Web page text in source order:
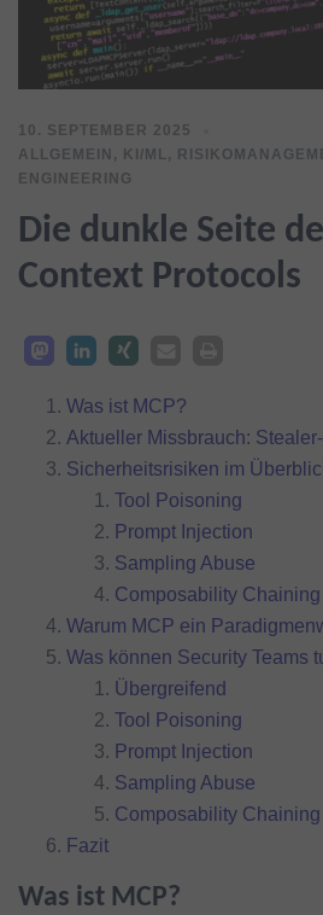
10. SEPTEMBER 2025
ALLGEMEIN , KI/ML,
ENGINEERING
Die dunkle Seite
Context Protocols
Was ist MCP?
Aktueller Missbrauch:
Sicherheitsrisiken im
Tool Poisoning
Prompt Injection
Sampling Abuse
Composability Chaining
Warum MCP ein
Was können Security Teams
Übergreifend
Tool Poisoning
Prompt Injection
Sampling Abuse
Composability Chaining
Fazit
Was ist MCP?